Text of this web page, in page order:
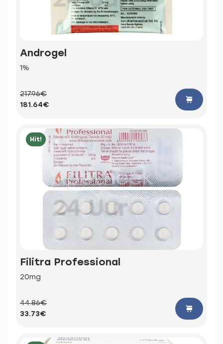
Androgel
1%
217.96€
181.64€
Hit!
Filitra Professional
20mg
44.86€
33.73€